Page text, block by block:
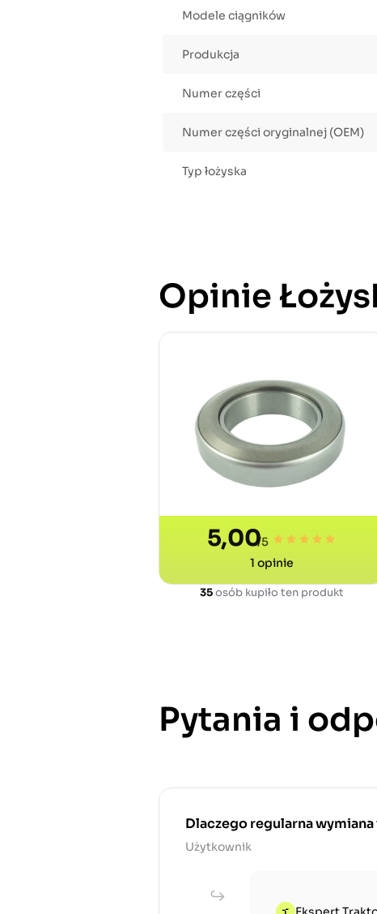
Modele ciągników
Produkcja
Numer części
Numer części oryginalnej (OEM)
Typ łożyska
Opinie
5,00/5
1 opinie
35osób kupiło ten produkt
Pytania i
Dlaczego regularna
Użytkownik